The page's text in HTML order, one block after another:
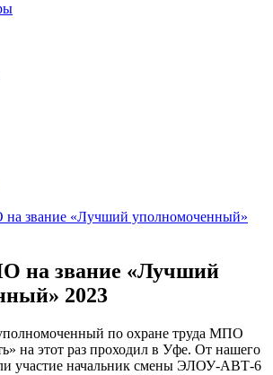
звание «Лучший уполномоченный»
на звание «Лучший
2023
по охране труда МПО
на этот раз проходил в Уфе. От нашего
участие начальник смены ЭЛОУ-АВТ-6